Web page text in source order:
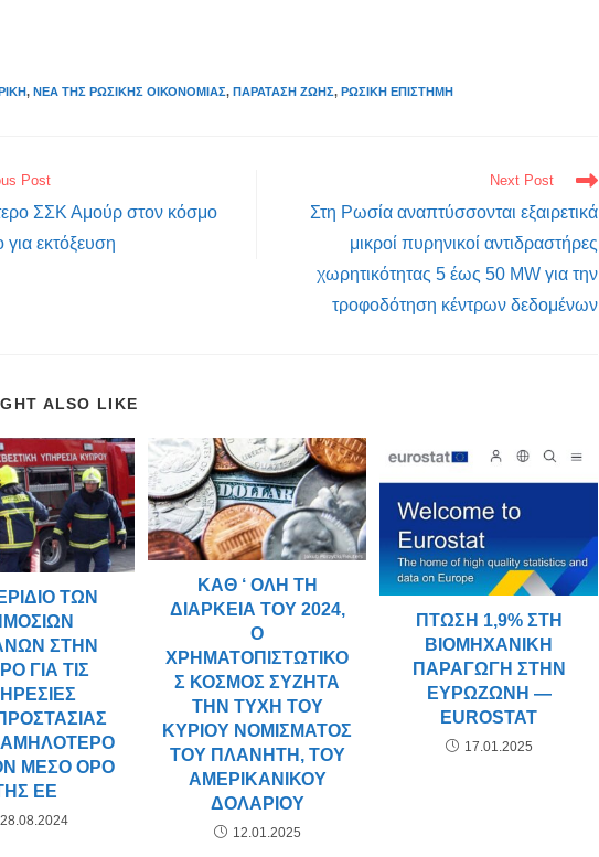
, ΝΈΑ ΤΗΣ ΡΩΣΙΚΉΣ ΟΙΚΟΝΟΜΊΑΣ, ΠΑΡΆΤΑΣΗ ΖΩΉΣ, ΡΩΣΙΚΉ ΕΠΙΣΤΉΜΗ
Post
ΣΣΚ Αμούρ στον κόσμο
για εκτόξευση
Next Post
Στη Ρωσία αναπτύσσονται εξαιρετικά
μικροί πυρηνικοί αντιδραστήρες
χωρητικότητας 5 έως 50 MW για την
τροφοδότηση κέντρων δεδομένων
ALSO LIKE
ΤΩΝ
ΣΤΗΝ
ΓΙΑ ΤΙΣ
ΜΈΣΟ ΌΡΟ
ΕΕ
28.08.2024
ΚΑΘ ‘ ΌΛΗ ΤΗ
ΔΙΆΡΚΕΙΑ ΤΟΥ 2024,
Ο
ΧΡΗΜΑΤΟΠΙΣΤΩΤΙΚΌ
Σ ΚΌΣΜΟΣ ΣΥΖΗΤΆ
ΤΗΝ ΤΎΧΗ ΤΟΥ
ΚΎΡΙΟΥ ΝΟΜΊΣΜΑΤΟΣ
ΤΟΥ ΠΛΑΝΉΤΗ, ΤΟΥ
ΑΜΕΡΙΚΑΝΙΚΟΎ
ΔΟΛΑΡΊΟΥ
12.01.2025
ΠΤΏΣΗ 1,9% ΣΤΗ
ΒΙΟΜΗΧΑΝΙΚΉ
ΠΑΡΑΓΩΓΉ ΣΤΗΝ
ΕΥΡΩΖΏΝΗ —
EUROSTAT
17.01.2025